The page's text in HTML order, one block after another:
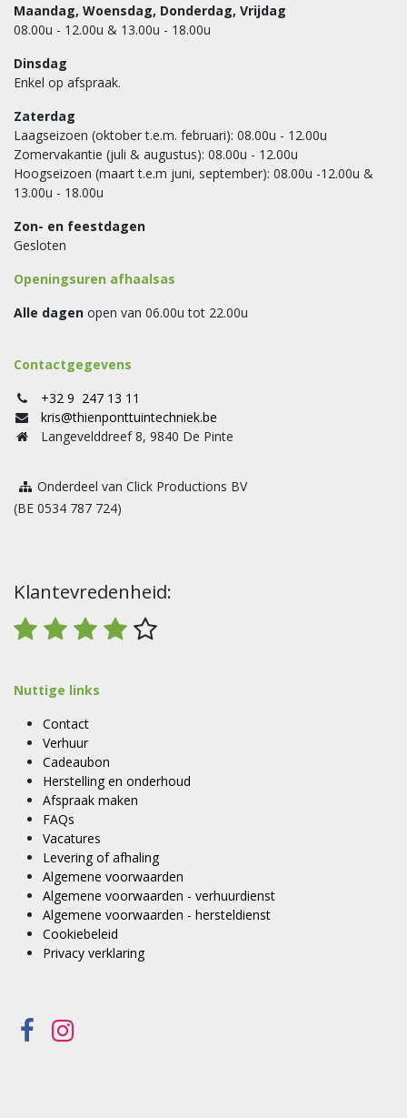
Maandag, Woensdag, Donderdag, Vrijdag
08.00u - 12.00u & 13.00u - 18.00u
Dinsdag
Enkel op afspraak.
Zaterdag
Laagseizoen (oktober t.e.m. februari): 08.00u - 12.00u
Zomervakantie (juli & augustus): 08.00u - 12.00u
Hoogseizoen (maart t.e.m juni, september): 08.00u -12.00u &
13.00u - 18.00u
Zon- en feestdagen
Gesloten
Openingsuren afhaalsas
Alle dagen open van 06.00u tot 22.00u
Contactgegevens
+32 9 247 13 11
kris@thienponttuintechniek.be
Langevelddreef 8, 9840 De Pinte
Onderdeel van Click Productions BV
(BE 0534 787 724)
Klantevredenheid:
Nuttige links
Contact
Verhuur
Cadeaubon
Herstelling en onderhoud
Afspraak maken
FAQs
Vacatures
Levering of afhaling
Algemene voorwaarden
Algemene voorwaarden - verhuurdienst
Algemene voorwaarden - hersteldienst
Cookiebeleid
Privacy verklaring